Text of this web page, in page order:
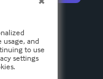
usage, and
to use
settings